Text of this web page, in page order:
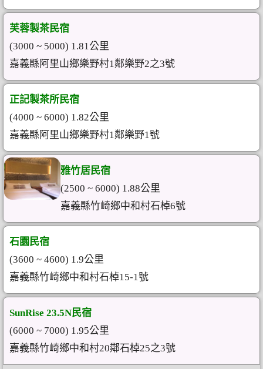
芙蓉製茶民宿
(3000 ~ 5000) 1.81公里
嘉義縣阿里山鄉樂野村1鄰樂野2之3號
正記製茶所民宿
(4000 ~ 6000) 1.82公里
嘉義縣阿里山鄉樂野村1鄰樂野1號
雅竹居民宿
(2500 ~ 6000) 1.88公里
嘉義縣竹崎鄉中和村石棹6號
石園民宿
(3600 ~ 4600) 1.9公里
嘉義縣竹崎鄉中和村石棹15-1號
SunRise 23.5N民宿
(6000 ~ 7000) 1.95公里
嘉義縣竹崎鄉中和村20鄰石棹25之3號